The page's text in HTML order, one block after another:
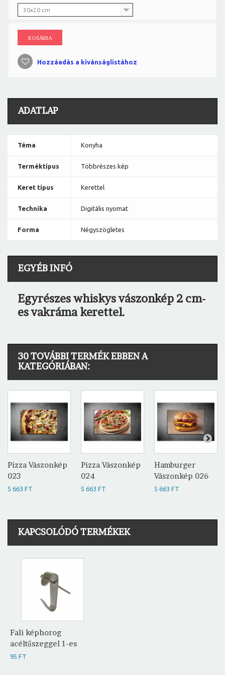
30x20 cm
KOSÁRBA
Hozzáadás a kívánságlistához
ADATLAP
Téma Konyha
Terméktípus Többrészes kép
Keret típus Kerettel
Technika Digitális nyomat
Forma Négyszögletes
EGYÉB INFÓ
Egyrészes whiskys vászonkép 2 cm-
es vakráma kerettel.
30 TOVÁBBI TERMÉK EBBEN A
KATEGÓRIÁBAN:
Pizza Vászonkép
023
5 663 FT
Pizza Vászonkép
024
5 663 FT
Hamburger
Vászonkép 026
5 663 FT
KAPCSOLÓDÓ TERMÉKEK
Fali képhorog
acéltűszeggel 1-es
95 FT